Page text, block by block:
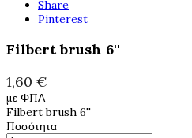
Share
Pinterest
Filbert brush 6''
1,60 €
με ΦΠΑ
Filbert brush 6''
Ποσότητα